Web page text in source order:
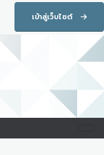
เข้าสู่เว็บไซต์